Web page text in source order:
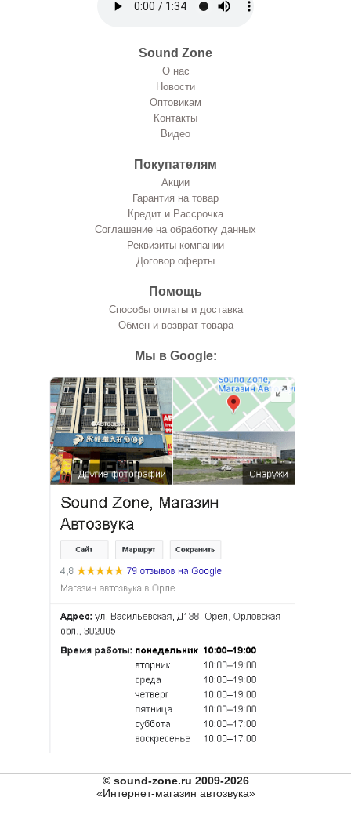
Sound Zone
О нас
Новости
Оптовикам
Контакты
Видео
Покупателям
Акции
Гарантия на товар
Кредит и Рассрочка
Соглашение на обработку данных
Реквизиты компании
Договор оферты
Помощь
Способы оплаты и доставка
Обмен и возврат товара
Мы в Google:
© sound-zone.ru 2009-2026
«Интернет-магазин автозвука»